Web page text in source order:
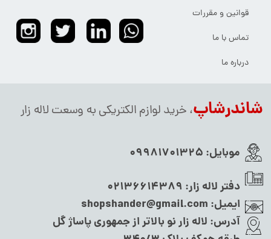
شاندرشاپ، خرید لوازم الکتریکی به وسعت لاله زار
موبایل: 09981701325
دفتر لاله زار: 02136614389
ایمیل: shopshander@gmail.com
آدرس: لاله زار نو بالاتر از جمهوری پاساژ گل
قوانین و مقررات
تماس با ما
درباره ما